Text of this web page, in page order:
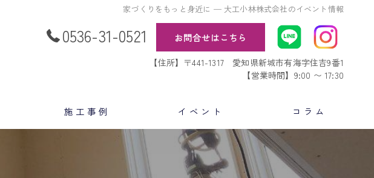
家づくりをもっと身近に ─ 大工小林株式会社のイベント情報
0536-31-0521 お問合せはこちら
【住所】〒441-1317 愛知県新城市有海字住吉9番1
【営業時間】9:00 〜 17:30
施工事例 イベント コラム